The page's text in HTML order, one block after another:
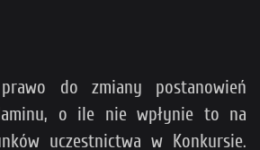
do zmiany postanowień
o ile nie wpłynie to na
uczestnictwa w Konkursie.